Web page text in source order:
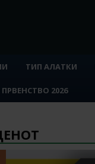
ТИП АЛАТКИ
2026